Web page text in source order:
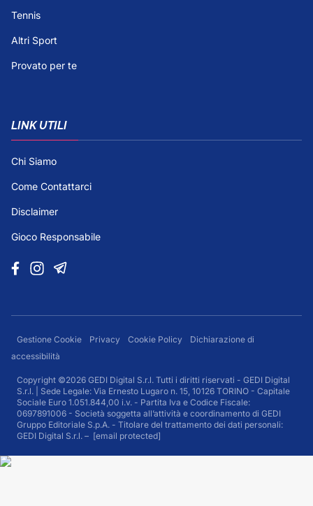
Tennis
Altri Sport
Provato per te
LINK UTILI
Chi Siamo
Come Contattarci
Disclaimer
Gioco Responsabile
Gestione Cookie Privacy Cookie Policy
Dichiarazione di
accessibilità
Copyright ©2026 GEDI Digital S.r.l. Tutti i diritti riservati - GEDI Digital
S.r.l. | Sede Legale: Via Ernesto Lugaro n. 15, 10126 TORINO - Capitale
Sociale Euro 1.051.844,00 i.v. - Partita Iva e Codice Fiscale:
0697891006 - Società soggetta all’attività e coordinamento di GEDI
Gruppo Editoriale S.p.A. - Titolare del trattamento dei dati personali:
GEDI Digital S.r.l. – [email protected]